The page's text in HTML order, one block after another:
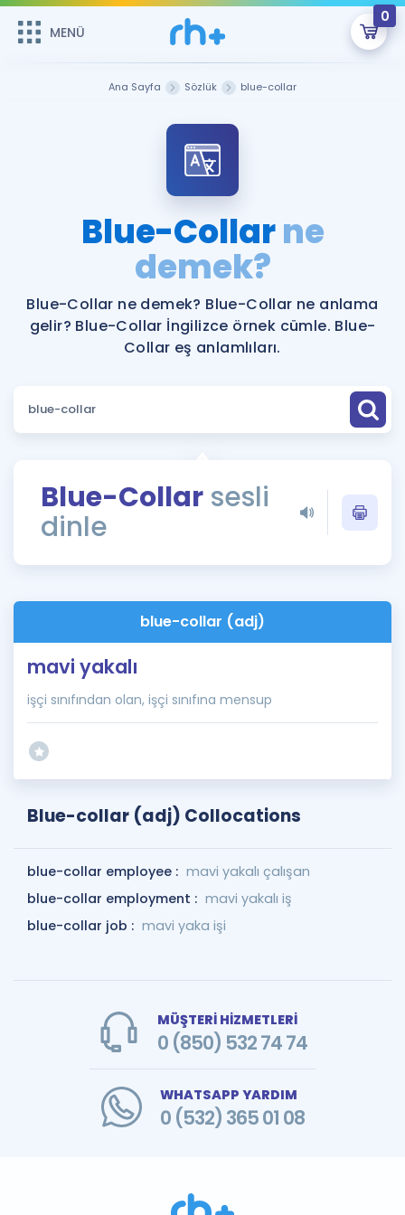
MENÜ
0
Şifremi Hatırlamıyorum
Sepetin Şu An Boş.
Remzi Hoca ile seni sınava hazırlayacak onlarca eğitim seni
bekliyor!
MENÜ
Katılımcı Görüşleri
Faydalı Araçlar
Ücretsiz Kaynaklar
ÖSYM Sınav Takvimi
Kampanyalar
İngilizce Gramer
İngilizce Gramer
Ana Sayfa Sözlük blue-collar
Blue-Collarne
demek?
Blue-Collar ne demek? Blue-Collar ne anlama
gelir? Blue-Collar İngilizce örnek cümle. Blue-
Collar eş anlamlıları.
Blue-Collar sesli
dinle
blue-collar (adj)
mavi yakalı
işçi sınıfından olan, işçi sınıfına mensup
Blue-collar (adj) Collocations
blue-collar employee : mavi yakalı çalışan
blue-collar employment : mavi yakalı iş
blue-collar job : mavi yaka işi
MÜŞTERİ HİZMETLERİ
0 (850) 532 74 74
WHATSAPP YARDIM
0 (532) 365 01 08